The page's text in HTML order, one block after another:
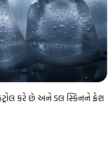
કરે છે અને ડલ સ્કિનને ફ્રેશ